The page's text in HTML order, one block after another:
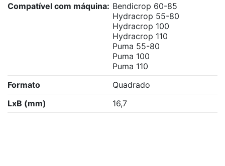
Compatível com máquina: Bendicrop 60-85
Hydracrop 55-80
Hydracrop 100
Hydracrop 110
Puma 55-80
Puma 100
Puma 110
Formato
Quadrado
LxB (mm)
16,7